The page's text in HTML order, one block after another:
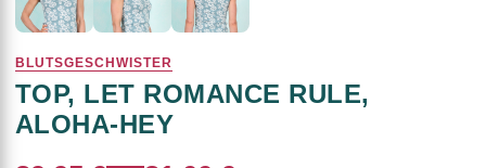
BLUTSGESCHWISTER
TOP, LET ROMANCE RULE,
ALOHA-HEY